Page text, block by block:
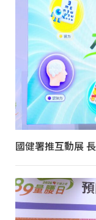
國健署推互動展